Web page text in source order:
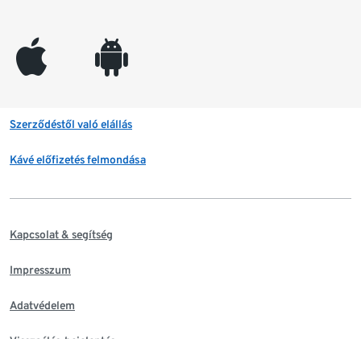
appleinc android
Szerződéstől való elállás
Kávé előfizetés felmondása
Kapcsolat & segítség
Impresszum
Adatvédelem